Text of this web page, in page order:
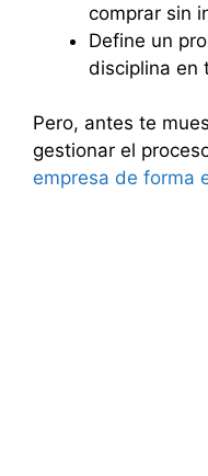
comprar sin
Define un
disciplina en
Pero, antes te
gestionar el
empresa de forma